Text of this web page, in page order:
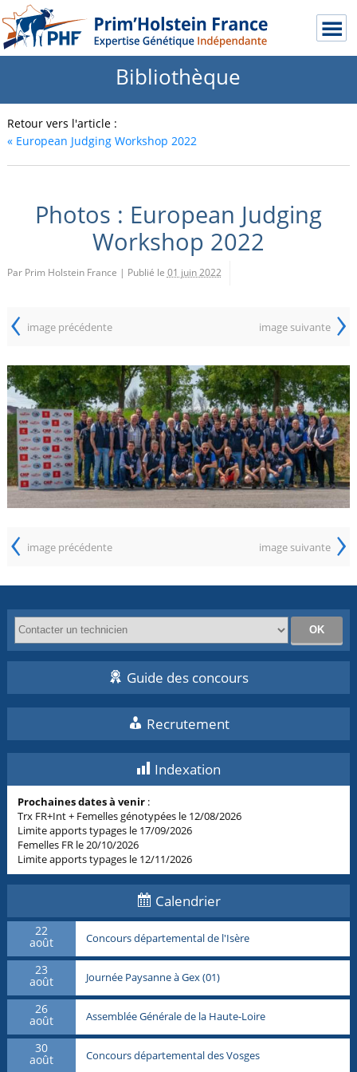
Bibliothèque
Retour vers l'article :
«European Judging Workshop 2022
Photos : European Judging
Workshop 2022
Par Prim Holstein France | Publié le 01 juin 2022
‹ image précédente image suivante ›
‹ image précédente image suivante ›
Guide des concours
Recrutement
Indexation
Prochaines dates à venir :
Trx FR+Int + Femelles génotypées le 12/08/2026
Limite apports typages le 17/09/2026
Femelles FR le 20/10/2026
Limite apports typages le 12/11/2026
Calendrier
22
août Concours départemental de l'Isère
23
août Journée Paysanne à Gex (01)
26
août Assemblée Générale de la Haute-Loire
30
août Concours départemental des Vosges